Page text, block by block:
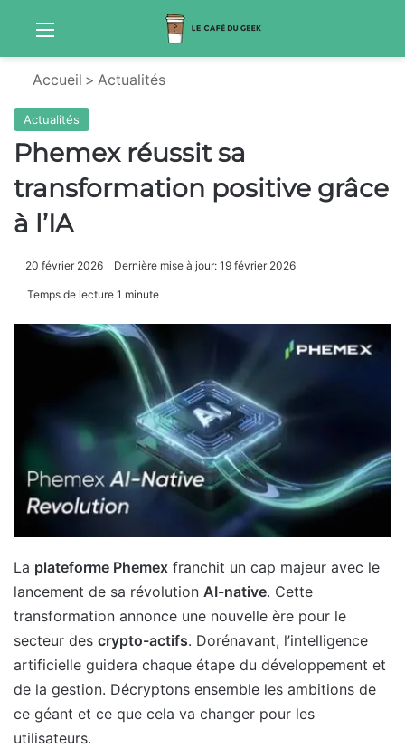
Menu
Accueil > Actualités
Actualités
Phemex réussit sa
transformation positive grâce
à l’IA
20 février 2026 Dernière mise à jour: 19 février 2026
Temps de lecture 1 minute
La plateforme Phemex franchit un cap majeur avec le
lancement de sa révolution AI-native. Cette
transformation annonce une nouvelle ère pour le
secteur des crypto-actifs. Dorénavant, l’intelligence
artificielle guidera chaque étape du développement et
de la gestion. Décryptons ensemble les ambitions de
ce géant et ce que cela va changer pour les
utilisateurs.